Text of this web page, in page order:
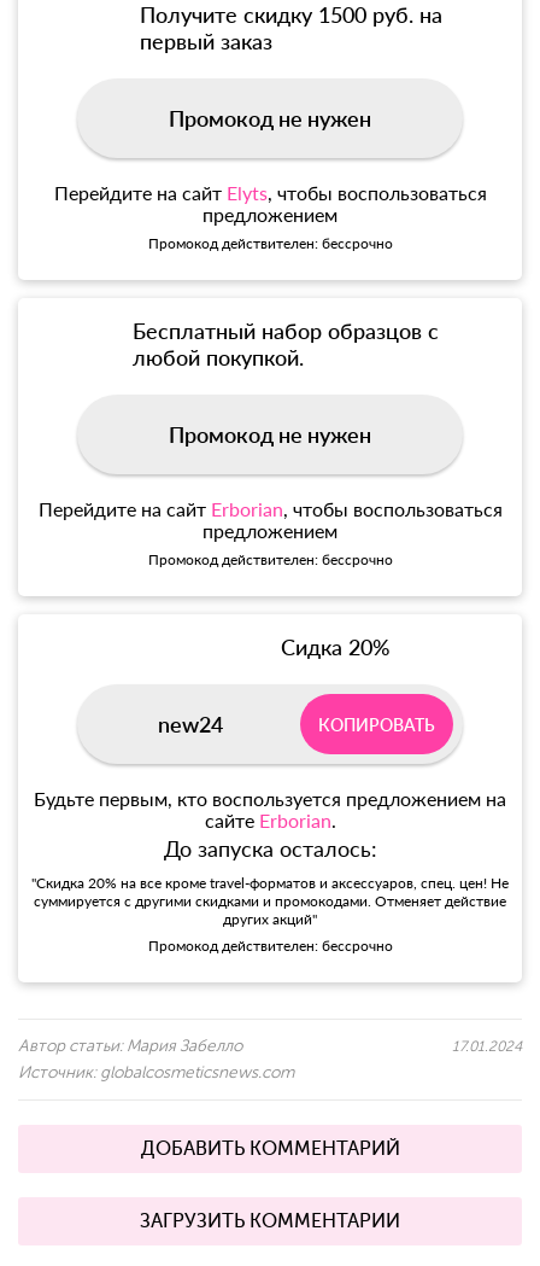
Получите скидку 1500 руб. на
первый заказ
Промокод не нужен
Перейдите на сайт Elyts, чтобы воспользоваться
предложением
Промокод действителен: бессрочно
Бесплатный набор образцов с
любой покупкой.
Промокод не нужен
Перейдите на сайт Erborian, чтобы воспользоваться
предложением
Промокод действителен: бессрочно
Сидка 20%
new24 КОПИРОВАТЬ
Будьте первым, кто воспользуется предложением на
сайте Erborian.
До запуска осталось:
"Скидка 20% на все кроме travel-форматов и аксессуаров, спец. цен! Не
суммируется с другими скидками и промокодами. Отменяет действие
других акций"
Промокод действителен: бессрочно
Автор статьи: Мария Забелло
Источник: globalcosmeticsnews.com
17.01.2024
ДОБАВИТЬ КОММЕНТАРИЙ
ЗАГРУЗИТЬ КОММЕНТАРИИ